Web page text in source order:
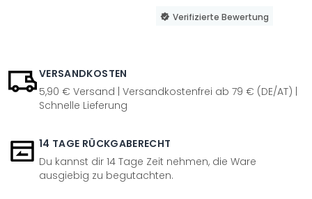
Verifizierte Bewertung
VERSANDKOSTEN
5,90 € Versand | Versandkostenfrei ab 79 € (DE/AT) |
Schnelle Lieferung
14 TAGE RÜCKGABERECHT
Du kannst dir 14 Tage Zeit nehmen, die Ware
ausgiebig zu begutachten.